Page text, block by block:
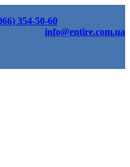
354-50-60
info@entire.com.ua